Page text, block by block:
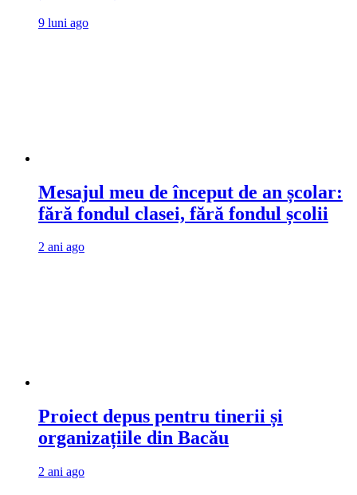
9 luni ago
Mesajul meu de început de an școlar:
fără fondul clasei, fără fondul școlii
2 ani ago
Proiect depus pentru tinerii și
organizațiile din Bacău
2 ani ago